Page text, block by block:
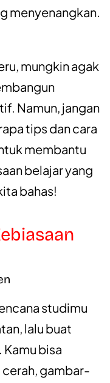
menyenangkan.
mungkin agak
Namun, jangan
tips dan cara
membantu
belajar yang
bahas!
studimu
lalu buat
bisa
gambar-